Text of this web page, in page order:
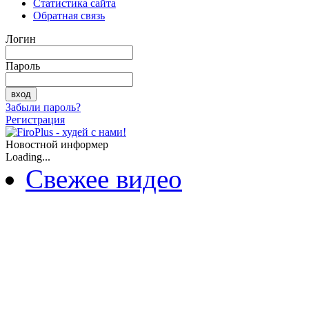
Статистика сайта
Обратная связь
Логин
Пароль
Забыли пароль?
Регистрация
Новостной информер
Loading...
Свежее видео